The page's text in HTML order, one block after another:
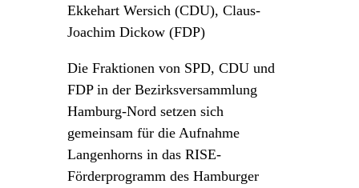
Ekkehart Wersich (CDU), Claus-
Joachim Dickow (FDP)
Die Fraktionen von SPD, CDU und
FDP in der Bezirksversammlung
Hamburg-Nord setzen sich
gemeinsam für die Aufnahme
Langenhorns in das RISE-
Förderprogramm des Hamburger